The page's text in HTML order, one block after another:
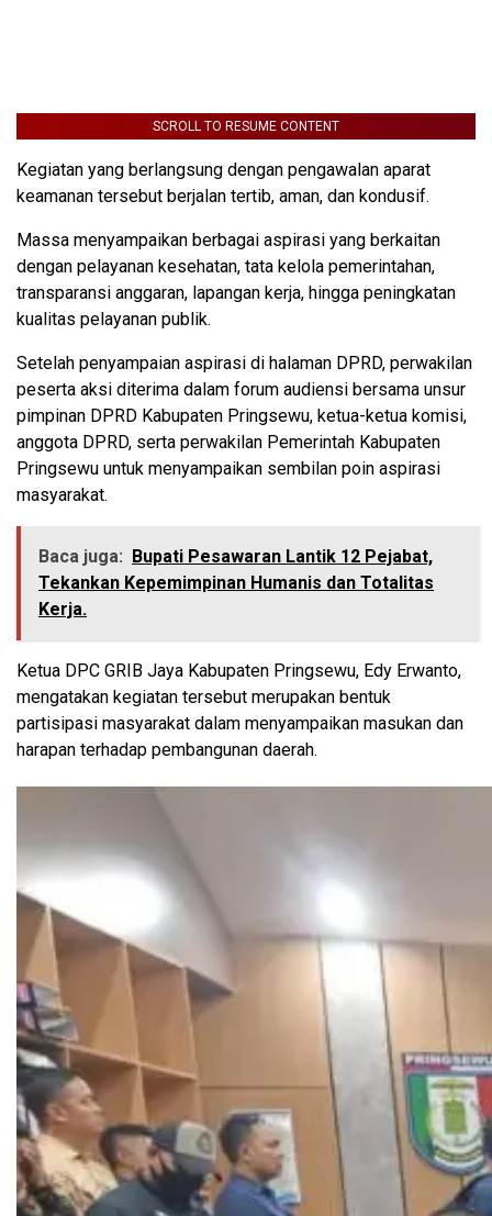
SCROLL TO RESUME CONTENT
Kegiatan yang berlangsung dengan pengawalan aparat
keamanan tersebut berjalan tertib, aman, dan kondusif.
Massa menyampaikan berbagai aspirasi yang berkaitan
dengan pelayanan kesehatan, tata kelola pemerintahan,
transparansi anggaran, lapangan kerja, hingga peningkatan
kualitas pelayanan publik.
Setelah penyampaian aspirasi di halaman DPRD, perwakilan
peserta aksi diterima dalam forum audiensi bersama unsur
pimpinan DPRD Kabupaten Pringsewu, ketua-ketua komisi,
anggota DPRD, serta perwakilan Pemerintah Kabupaten
Pringsewu untuk menyampaikan sembilan poin aspirasi
masyarakat.
Baca juga:
Bupati Pesawaran Lantik 12 Pejabat,
Tekankan Kepemimpinan Humanis dan Totalitas
Kerja.
Ketua DPC GRIB Jaya Kabupaten Pringsewu, Edy Erwanto,
mengatakan kegiatan tersebut merupakan bentuk
partisipasi masyarakat dalam menyampaikan masukan dan
harapan terhadap pembangunan daerah.